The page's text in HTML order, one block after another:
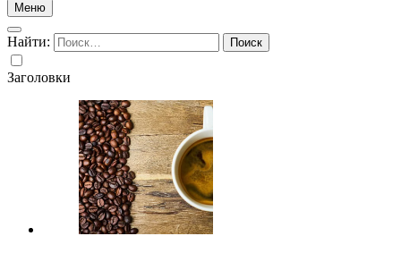
Меню
Найти:
Заголовки